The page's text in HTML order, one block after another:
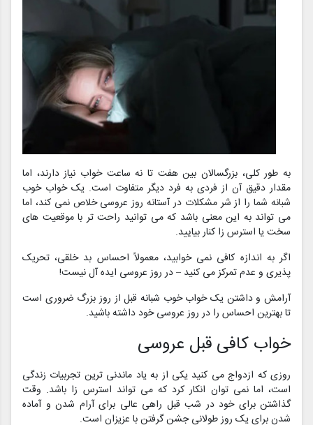
به طور کلی، بزرگسالان بین هفت تا نه ساعت خواب نیاز دارند، اما
مقدار دقیق آن از فردی به فرد دیگر متفاوت است. یک خواب خوب
شبانه شما را از شر مشکلات در آستانه روز عروسی خلاص نمی کند، اما
می تواند به این معنی باشد که می توانید راحت تر با موقعیت های
سخت یا استرس زا کنار بیایید.
اگر به اندازه کافی نمی خوابید، معمولاً احساس بد خلقی، تحریک
پذیری و عدم تمرکز می کنید – در روز عروسی ایده آل نیست!
آرامش و داشتن یک خواب خوب شبانه قبل از روز بزرگ ضروری است
تا بهترین احساس را در روز عروسی خود داشته باشید.
خواب کافی قبل عروسی
روزی که ازدواج می کنید یکی از به یاد ماندنی ترین تجربیات زندگی
است، اما نمی توان انکار کرد که می تواند استرس زا باشد. وقت
گذاشتن برای خود در شب قبل راهی عالی برای آرام شدن و آماده
شدن برای یک روز طولانی جشن گرفتن با عزیزان است.